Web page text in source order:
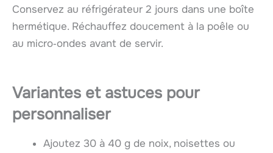
Conservez au réfrigérateur 2 jours dans une boîte
hermétique. Réchauffez doucement à la poêle ou
au micro‑ondes avant de servir.
Variantes et astuces pour
personnaliser
Ajoutez 30 à 40 g de noix, noisettes ou